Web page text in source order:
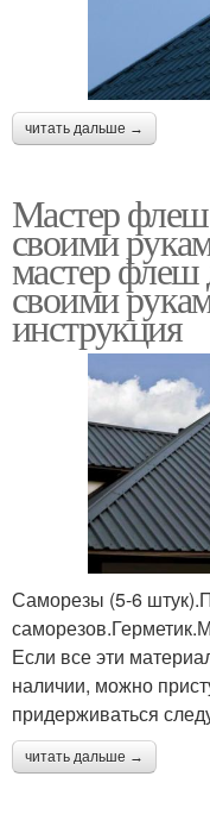
читать дальше →
Мастер
своими
мастер флеш
своими
инструкция
Саморезы (5-6
Если все эти
наличии, можно
придерживаться
читать дальше →